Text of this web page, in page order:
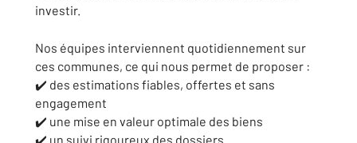
investir.
Nos équipes interviennent quotidiennement sur
ces communes, ce qui nous permet de proposer :
✔️ des estimations fiables, offertes et sans
engagement
✔️ une mise en valeur optimale des biens
✔️ un suivi rigoureux des dossiers